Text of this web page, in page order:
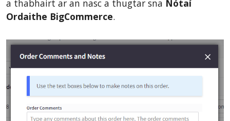
a thabhairt ar an nasc a thugtar sna Nótaí
Ordaithe BigCommerce.